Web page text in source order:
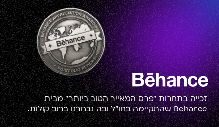
זכייה בתחרות "פרס המאייר הטוב ביותר" מבית
Behance שהתקיימה בחו"ל ובה נבחרנו ברוב קולות.